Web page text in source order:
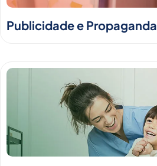
Publicidade e Propaganda